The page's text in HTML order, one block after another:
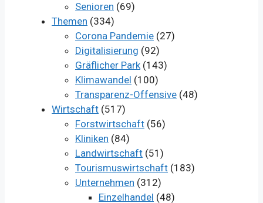
Senioren (69)
Themen (334)
Corona Pandemie (27)
Digitalisierung (92)
Gräflicher Park(143)
Klimawandel (100)
Transparenz-Offensive (48)
Wirtschaft (517)
Forstwirtschaft (56)
Kliniken (84)
Landwirtschaft (51)
Tourismuswirtschaft (183)
Unternehmen (312)
Einzelhandel (48)